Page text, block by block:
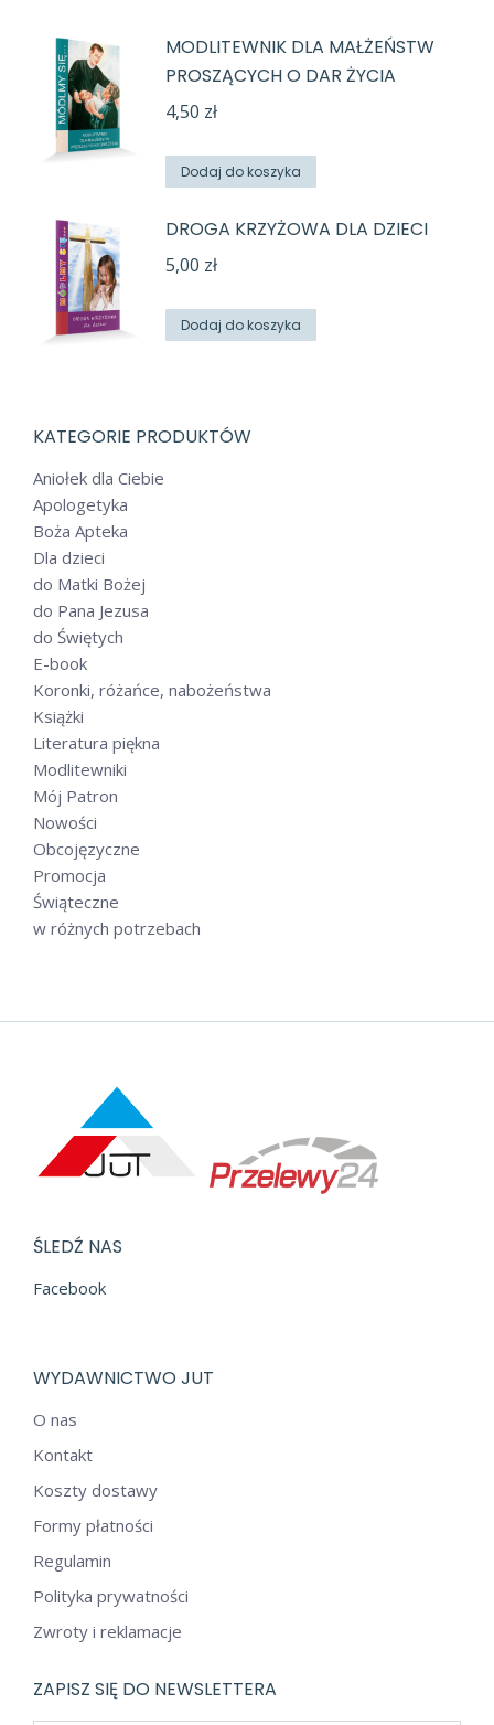
MODLITEWNIK DLA MAŁŻEŃSTW
PROSZĄCYCH O DAR ŻYCIA
4,50 zł
Dodaj do koszyka
DROGA KRZYŻOWA DLA DZIECI
5,00 zł
Dodaj do koszyka
KATEGORIE PRODUKTÓW
Aniołek dla Ciebie
Apologetyka
Boża Apteka
Dla dzieci
do Matki Bożej
do Pana Jezusa
do Świętych
E-book
Koronki, różańce, nabożeństwa
Książki
Literatura piękna
Modlitewniki
Mój Patron
Nowości
Obcojęzyczne
Promocja
Świąteczne
w różnych potrzebach
ŚLEDŹ NAS
Facebook
WYDAWNICTWO JUT
O nas
Kontakt
Koszty dostawy
Formy płatności
Regulamin
Polityka prywatności
Zwroty i reklamacje
ZAPISZ SIĘ DO NEWSLETTERA